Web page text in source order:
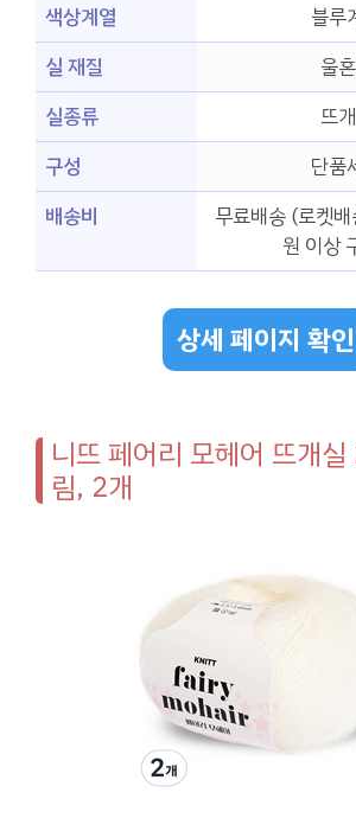
색상계열
블루
실 재질
울
실종류
뜨
구성
단품
배송비
무료배송 (로켓
원 이상
상세 페이지 확인
니뜨 페어리 모헤어 뜨개
림, 2개